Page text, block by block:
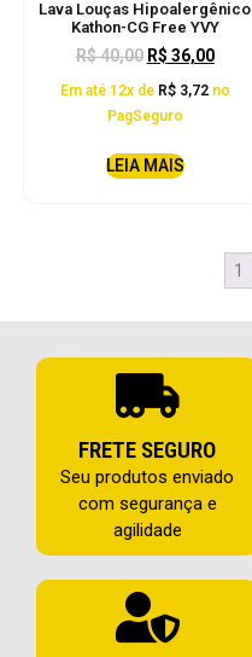
Lava Louças Hipoalergênico
Kathon-CG Free YVY
R$40,00 R$ 36,00
Em até 12x de R$3,72 no
PagSeguro
LEIA MAIS
1
FRETE SEGURO
Seu produtos enviado
com segurança e
agilidade